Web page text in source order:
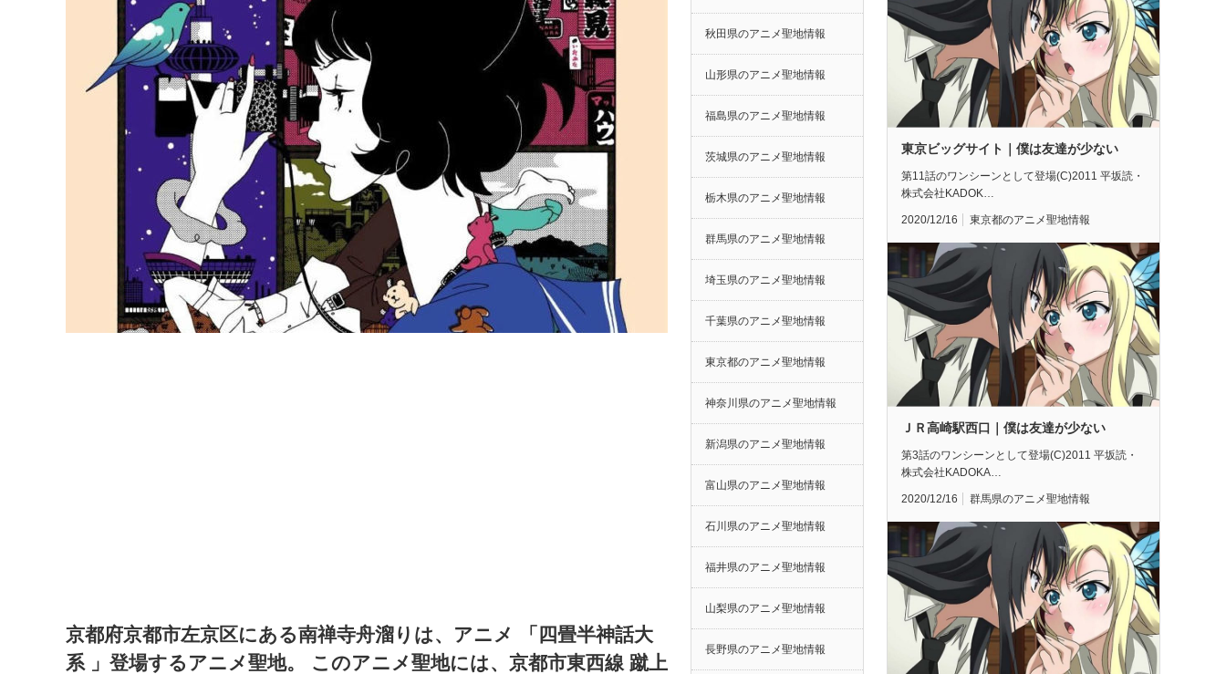
京都府京都市左京区にある南禅寺舟溜りは、アニメ 「四畳半神話大
系 」登場するアニメ聖地。 このアニメ聖地には、京都市東西線 蹴上
秋田県のアニメ聖地情報
山形県のアニメ聖地情報
福島県のアニメ聖地情報
茨城県のアニメ聖地情報
栃木県のアニメ聖地情報
群馬県のアニメ聖地情報
埼玉県のアニメ聖地情報
千葉県のアニメ聖地情報
東京都のアニメ聖地情報
神奈川県のアニメ聖地情報
新潟県のアニメ聖地情報
富山県のアニメ聖地情報
石川県のアニメ聖地情報
福井県のアニメ聖地情報
山梨県のアニメ聖地情報
長野県のアニメ聖地情報
東京ビッグサイト｜僕は友達が少ない
第11話のワンシーンとして登場(C)2011 平坂読・
株式会社KADOK…
2020/12/16 東京都のアニメ聖地情報
ＪＲ高崎駅西口｜僕は友達が少ない
第3話のワンシーンとして登場(C)2011 平坂読・
株式会社KADOKA…
2020/12/16 群馬県のアニメ聖地情報